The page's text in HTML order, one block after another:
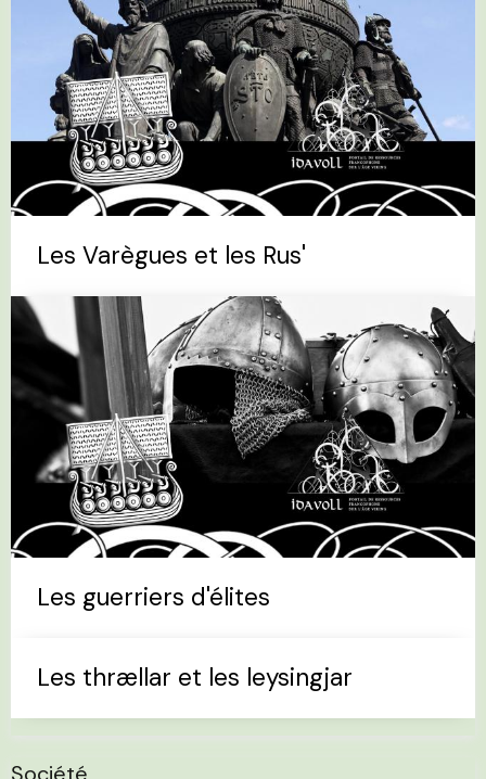
Les Varègues et les Rus'
Les guerriers d'élites
Les thrællar et les leysingjar
Société